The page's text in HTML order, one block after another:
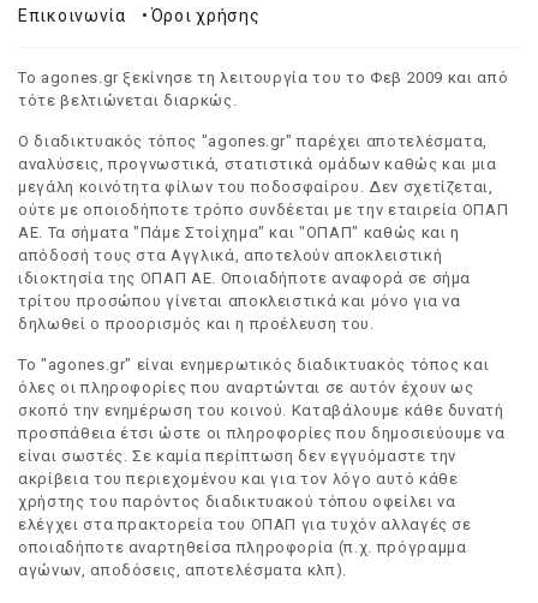
Επικοινωνία •Όροι χρήσης
Το agones.gr ξεκίνησε τη λειτουργία του το Φεβ 2009 και από
τότε βελτιώνεται διαρκώς.
Ο διαδικτυακός τόπος "agones.gr" παρέχει αποτελέσματα,
αναλύσεις, προγνωστικά, στατιστικά ομάδων καθώς και μια
μεγάλη κοινότητα φίλων του ποδοσφαίρου. Δεν σχετίζεται,
ούτε με οποιοδήποτε τρόπο συνδέεται με την εταιρεία ΟΠΑΠ
ΑΕ. Τα σήματα "Πάμε Στοίχημα" και "ΟΠΑΠ" καθώς και η
απόδοσή τους στα Αγγλικά, αποτελούν αποκλειστική
ιδιοκτησία της ΟΠΑΠ ΑΕ. Οποιαδήποτε αναφορά σε σήμα
τρίτου προσώπου γίνεται αποκλειστικά και μόνο για να
δηλωθεί ο προορισμός και η προέλευση του.
Το "agones.gr" είναι ενημερωτικός διαδικτυακός τόπος και
όλες οι πληροφορίες που αναρτώνται σε αυτόν έχουν ως
σκοπό την ενημέρωση του κοινού. Καταβάλουμε κάθε δυνατή
προσπάθεια έτσι ώστε οι πληροφορίες που δημοσιεύουμε να
είναι σωστές. Σε καμία περίπτωση δεν εγγυόμαστε την
ακρίβεια του περιεχομένου και για τον λόγο αυτό κάθε
χρήστης του παρόντος διαδικτυακού τόπου οφείλει να
ελέγχει στα πρακτορεία του ΟΠΑΠ για τυχόν αλλαγές σε
οποιαδήποτε αναρτηθείσα πληροφορία (π.χ. πρόγραμμα
αγώνων, αποδόσεις, αποτελέσματα κλπ).